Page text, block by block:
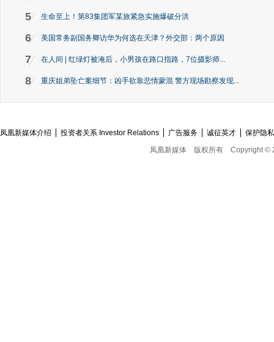
5 生命至上！第83集团军某旅紧急实施爆破分洪
6 美国常务副国务卿访华为何选在天津？外交部：两个原因
7 在人间 | 红绿灯被淹后，小男孩在路口指路，7位摄影师...
8 重庆姐弟坠亡案细节：凶手欲靠悲情蒙混 警方现场勘察发现...
凤凰新媒体介绍 投资者关系 Investor Relations 广告服务 诚征英才
保护隐
凤凰新媒体
版权所有 Copyright ©